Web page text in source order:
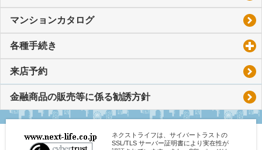
マンションカタログ
各種手続き
来店予約
金融商品の販売等に係る勧誘方針
ネクストライフは、サイバートラストの
SSL/TLS サーバー証明書により実在性が